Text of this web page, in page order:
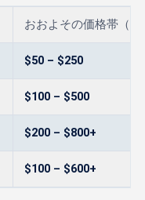
おおよその価格帯（
$50 – $250
$100 – $500
$200 – $800+
$100 – $600+